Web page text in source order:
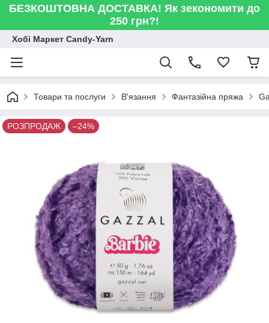
БЕЗКОШТОВНА ДОСТАВКА! Як зекономити до
250 грн?!
Хобі Маркет Candy-Yarn
Товари та послуги В'язання Фантазійна пряжа
РОЗПРОДАЖ –24%